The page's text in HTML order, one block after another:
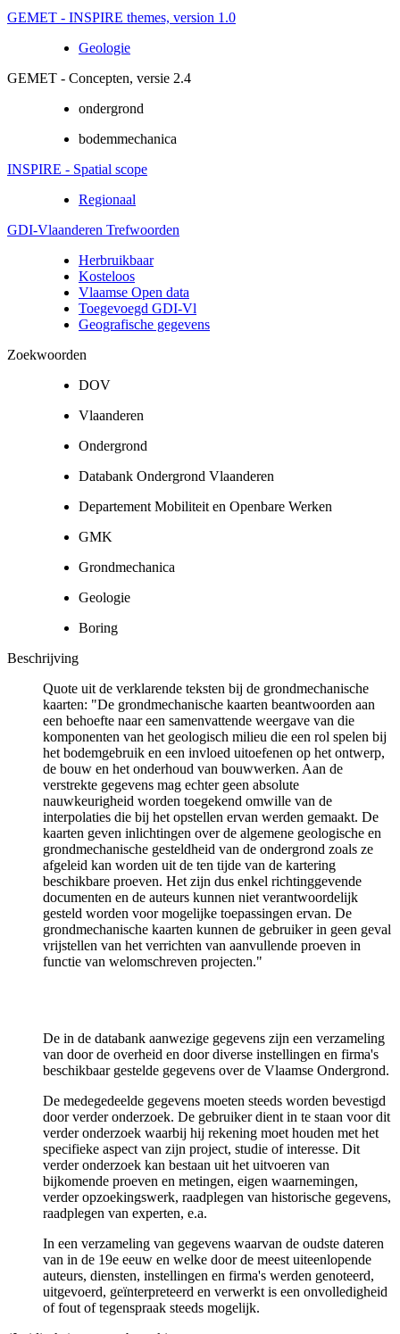
GEMET - INSPIRE themes, version 1.0
Geologie
GEMET - Concepten, versie 2.4
ondergrond
bodemmechanica
INSPIRE - Spatial scope
Regionaal
GDI-Vlaanderen Trefwoorden
Herbruikbaar
Kosteloos
Vlaamse Open data
Toegevoegd GDI-Vl
Geografische gegevens
Zoekwoorden
DOV
Vlaanderen
Ondergrond
Databank Ondergrond Vlaanderen
Departement Mobiliteit en Openbare Werken
GMK
Grondmechanica
Geologie
Boring
Beschrijving
Quote uit de verklarende teksten bij de grondmechanische
kaarten: "De grondmechanische kaarten beantwoorden aan
een behoefte naar een samenvattende weergave van die
komponenten van het geologisch milieu die een rol spelen bij
het bodemgebruik en een invloed uitoefenen op het ontwerp,
de bouw en het onderhoud van bouwwerken. Aan de
verstrekte gegevens mag echter geen absolute
nauwkeurigheid worden toegekend omwille van de
interpolaties die bij het opstellen ervan werden gemaakt. De
kaarten geven inlichtingen over de algemene geologische en
grondmechanische gesteldheid van de ondergrond zoals ze
afgeleid kan worden uit de ten tijde van de kartering
beschikbare proeven. Het zijn dus enkel richtinggevende
documenten en de auteurs kunnen niet verantwoordelijk
gesteld worden voor mogelijke toepassingen ervan. De
grondmechanische kaarten kunnen de gebruiker in geen geval
vrijstellen van het verrichten van aanvullende proeven in
functie van welomschreven projecten."
De in de databank aanwezige gegevens zijn een verzameling
van door de overheid en door diverse instellingen en firma's
beschikbaar gestelde gegevens over de Vlaamse Ondergrond.
De medegedeelde gegevens moeten steeds worden bevestigd
door verder onderzoek. De gebruiker dient in te staan voor dit
verder onderzoek waarbij hij rekening moet houden met het
specifieke aspect van zijn project, studie of interesse. Dit
verder onderzoek kan bestaan uit het uitvoeren van
bijkomende proeven en metingen, eigen waarnemingen,
verder opzoekingswerk, raadplegen van historische gegevens,
raadplegen van experten, e.a.
In een verzameling van gegevens waarvan de oudste dateren
van in de 19e eeuw en welke door de meest uiteenlopende
auteurs, diensten, instellingen en firma's werden genoteerd,
uitgevoerd, geïnterpreteerd en verwerkt is een onvolledigheid
of fout of tegenspraak steeds mogelijk.